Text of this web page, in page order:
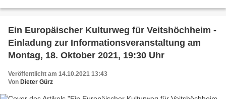
Ein Europäischer Kulturweg für Veitshöchheim -
Einladung zur Informationsveranstaltung am
Montag, 18. Oktober 2021, 19:30 Uhr
Veröffentlicht am 14.10.2021 13:43
Von Dieter Gürz